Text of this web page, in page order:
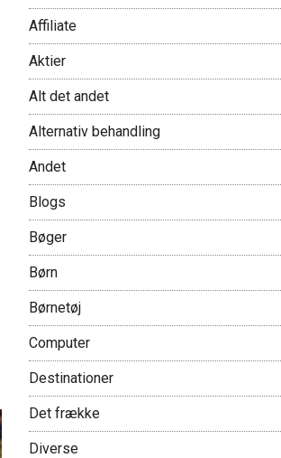
Affiliate
Aktier
Alt det andet
Alternativ behandling
Andet
Blogs
Bøger
Børn
Børnetøj
Computer
Destinationer
Det frække
Diverse